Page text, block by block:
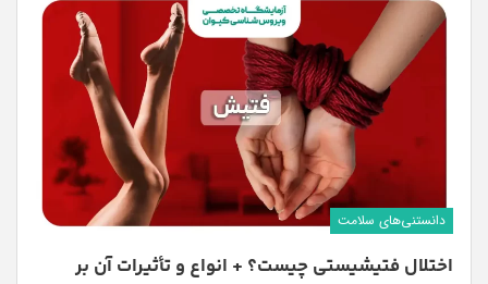
دانستنی‌های سلامت
اختلال فتیشیستی چیست؟ + انواع و تأثیرات آن بر